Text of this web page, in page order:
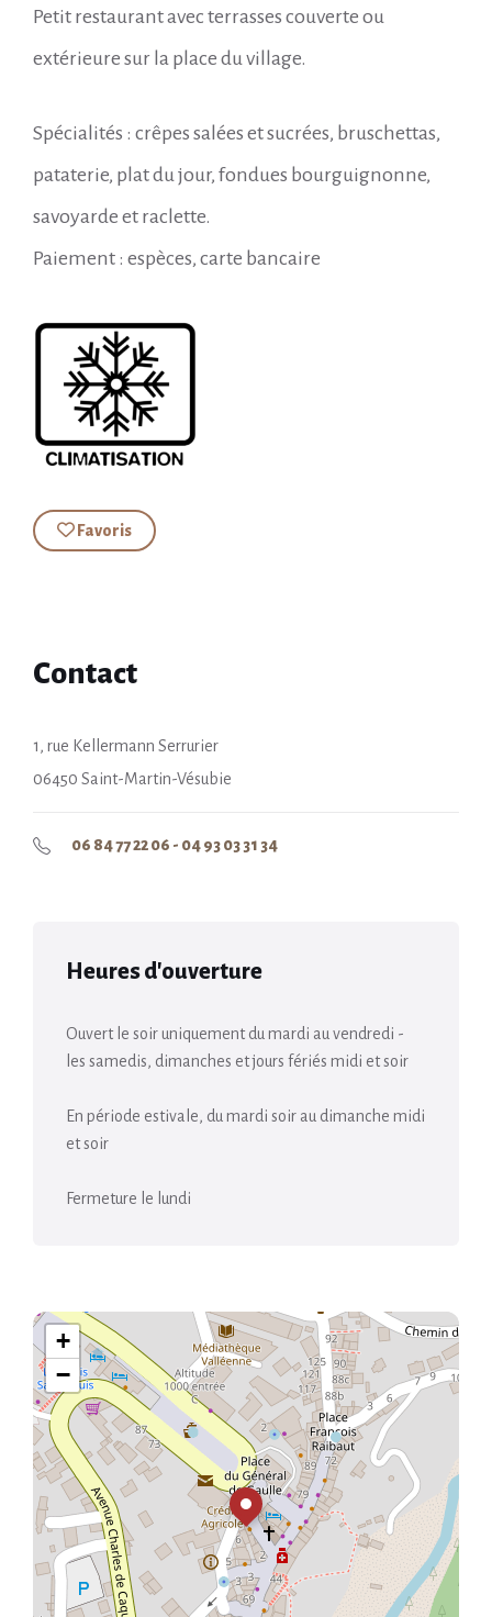
Petit restaurant avec terrasses couverte ou
extérieure sur la place du village.
Spécialités : crêpes salées et sucrées, bruschettas,
pataterie, plat du jour, fondues bourguignonne,
savoyarde et raclette.
Paiement : espèces, carte bancaire
Favoris
Contact
1, rue Kellermann Serrurier
06450 Saint-Martin-Vésubie
06 84 77 22 06 - 04 93 03 31 34
Heures d'ouverture
Ouvert le soir uniquement du mardi au vendredi -
les samedis, dimanches et jours fériés midi et soir
En période estivale, du mardi soir au dimanche midi
et soir
Fermeture le lundi
+
−